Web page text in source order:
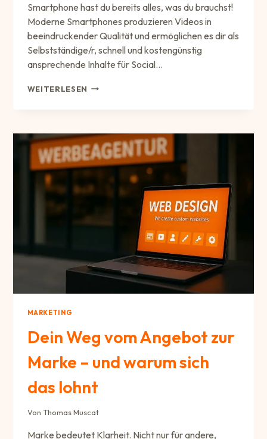
Smartphone hast du bereits alles, was du brauchst!
Moderne Smartphones produzieren Videos in
beeindruckender Qualität und ermöglichen es dir als
Selbstständige/r, schnell und kostengünstig
ansprechende Inhalte für Social…
WEITERLESEN PROFI-
DEM
SMARTPHONE
ERSTELLEN
MARKETING
Dein Weg vom Angebot zur
Marke – und warum sich
das lohnt
Von Thomas Muscat
Marke bedeutet Klarheit. Nicht nur für andere,